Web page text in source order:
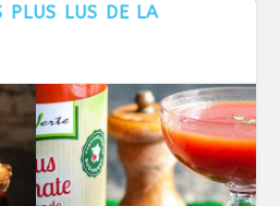
PLUS LUS DE LA